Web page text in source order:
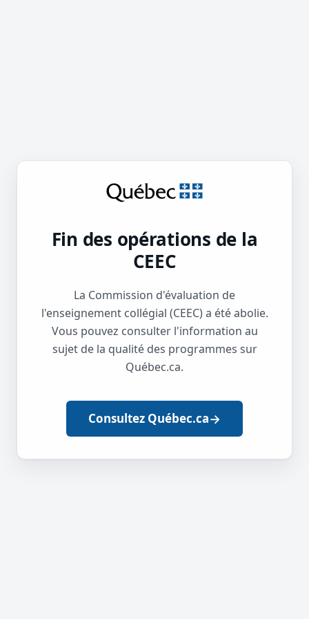
Fin des opérations de la
CEEC
La Commission d'évaluation de
l'enseignement collégial (CEEC) a été abolie.
Vous pouvez consulter l'information au
sujet de la qualité des programmes sur
Québec.ca.
Consultez Québec.ca→